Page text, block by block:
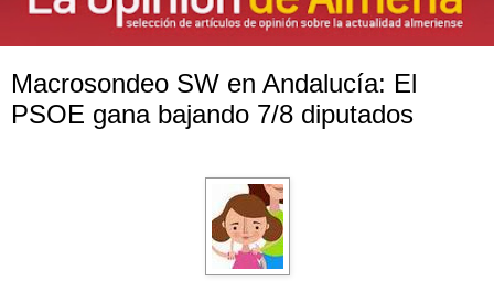
Macrosondeo SW en Andalucía: El
PSOE gana bajando 7/8 diputados